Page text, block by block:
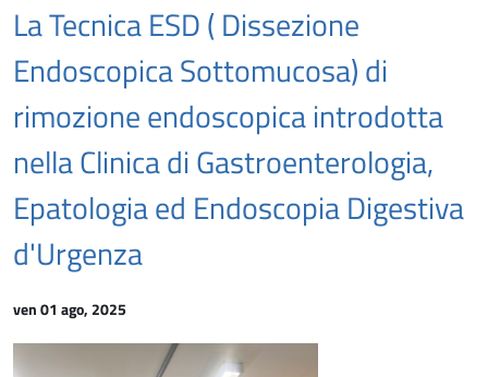
La Tecnica ESD ( Dissezione
Endoscopica Sottomucosa) di
rimozione endoscopica introdotta
nella Clinica di Gastroenterologia,
Epatologia ed Endoscopia Digestiva
d'Urgenza
ven 01 ago, 2025